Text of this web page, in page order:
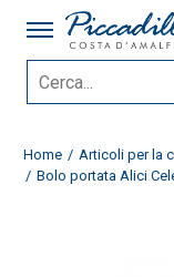
Home Articoli per la
Bolo portata Alici